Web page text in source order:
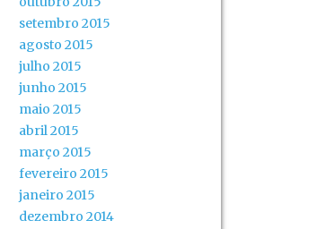
setembro 2015
agosto 2015
julho 2015
junho 2015
maio 2015
abril 2015
março 2015
fevereiro 2015
janeiro 2015
dezembro 2014